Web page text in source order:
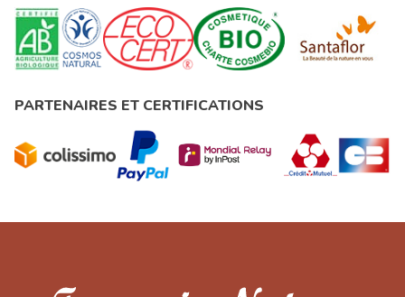
PARTENAIRES ET CERTIFICATIONS